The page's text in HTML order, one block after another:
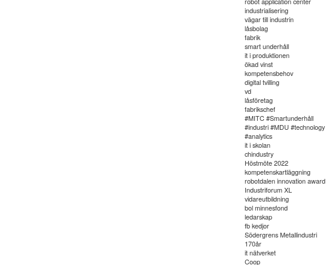
industrialisering
vägar till industrin
låsbolag
fabrik
smart underhåll
it i produktionen
ökad vinst
kompetensbehov
digital tvilling
vd
låsföretag
fabrikschef
#MITC #Smartunderhåll
#industri #MDU #technology
#analytics
it i skolan
chindustry
Höstmöte 2022
kompetenskartläggning
robotdalen innovation award
Industriforum XL
vidareutbildning
bol minnesfond
ledarskap
fb kedjor
Södergrens Metallindustri
170år
it nätverket
Coop